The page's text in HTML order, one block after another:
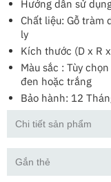
Hướng dẫn sử
Chất liệu: Gỗ tràm
ly
Kích thước (D x R
Màu sắc : Tùy
đen hoặc trắng
Bảo hành: 12
Chi tiết sản phẩm
Gắn thẻ